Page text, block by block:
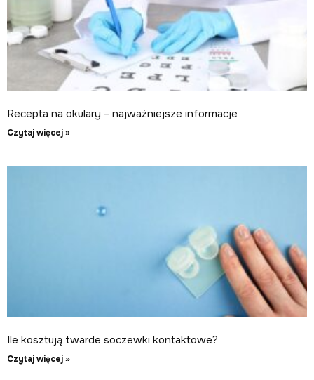
Recepta na okulary – najważniejsze informacje
Czytaj więcej »
Ile kosztują twarde soczewki kontaktowe?
Czytaj więcej »